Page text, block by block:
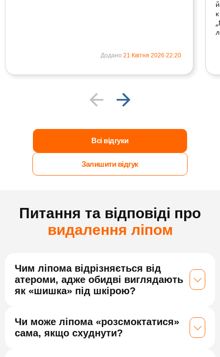
Додано 21 Квітня 2026 22:20
Всі відгуки
Залишити відгук
Питання та відповіді про
видалення ліпом
Чим ліпома відрізняється від
атероми, адже обидві виглядають
як «шишка» під шкірою?
Чи може ліпома «розсмоктатися»
сама, якщо схуднути?